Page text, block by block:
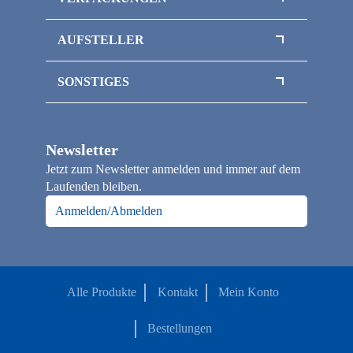
Sammelmappen / Magnetmappen
Magnetboxen
Inlays / Schaumstoffeinlagen
Flaschenverpackungen
Faltschachteln
AUFSTELLER
Thekenaufsteller
SONSTIGES
Loseblattsammlung / Broschüre A4
Notizbücher
Kalender
Newsletter
Jetzt zum Newsletter anmelden und immer auf dem
Laufenden bleiben.
Anmelden/Abmelden
Alle Produkte Kontakt Mein Konto
Bestellungen